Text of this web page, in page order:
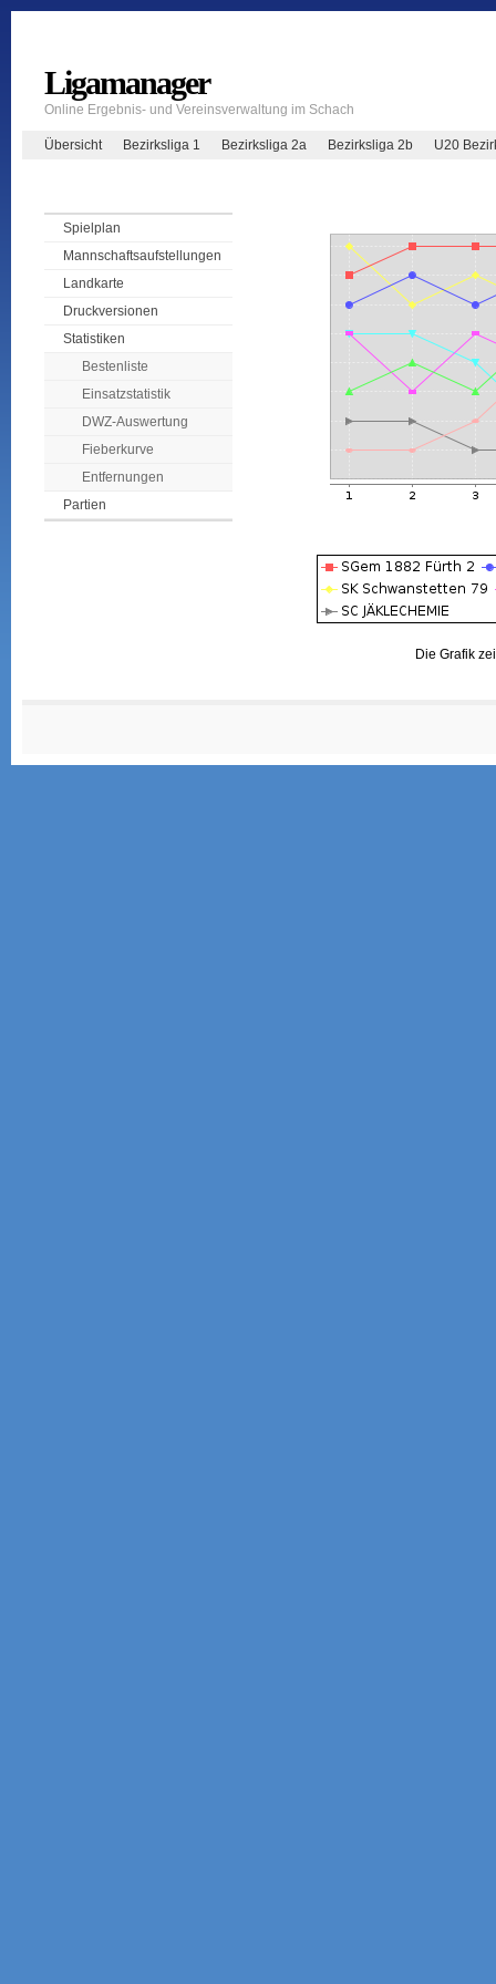
Ligamanager
Online Ergebnis- und Vereinsverwaltung im Schach
Übersicht Bezirksliga 1 Bezirksliga 2a Bezirksliga 2b U20
Spielplan
Mannschaftsaufstellungen
Landkarte
Druckversionen
Statistiken
Bestenliste
Einsatzstatistik
DWZ-Auswertung
Fieberkurve
Entfernungen
Partien
Die Grafik